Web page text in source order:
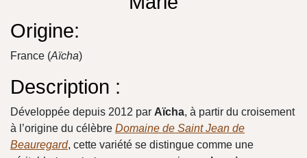
Marie
(0 avis)
Nouveauté 2025